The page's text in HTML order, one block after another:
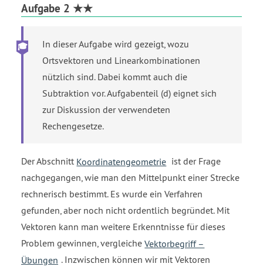
Aufgabe 2 ★★
In dieser Aufgabe wird gezeigt, wozu
Ortsvektoren und Linearkombinationen
nützlich sind. Dabei kommt auch die
Subtraktion vor. Aufgabenteil (d) eignet sich
zur Diskussion der verwendeten
Rechengesetze.
Der Abschnitt Koordinatengeometrie ist der Frage
nachgegangen, wie man den Mittelpunkt einer Strecke
rechnerisch bestimmt. Es wurde ein Verfahren
gefunden, aber noch nicht ordentlich begründet. Mit
Vektoren kann man weitere Erkenntnisse für dieses
Problem gewinnen, vergleiche Vektorbegriff –
Übungen . Inzwischen können wir mit Vektoren